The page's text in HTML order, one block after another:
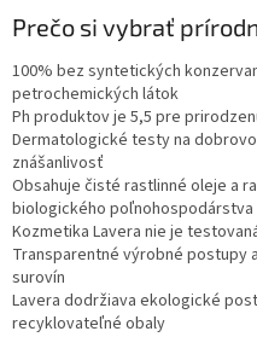
Prečo si vybrať
100% bez syntetických
petrochemických látok
Ph produktov je 5,5 pre
Dermatologické testy na
znášanlivosť
Obsahuje čisté rastlinné oleje a
biologického poľnohospodárstva
Kozmetika Lavera nie je
Transparentné výrobné postupy
surovín
Lavera dodržiava ekologické
recyklovateľné obaly